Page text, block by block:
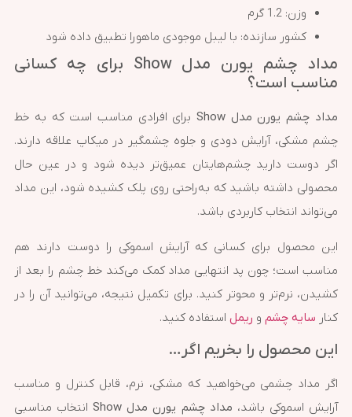
وزن: 1.2 گرم
کشور سازنده: با لیبل موجودی ماهورا تطبیق داده شود
مداد چشم یورن مدل Show برای چه کسانی
مناسب است؟
مداد چشم یورن مدل Show
برای افرادی مناسب است که به خط
چشم مشکی، آرایش دودی و جلوه چشمگیر در میکاپ علاقه دارند.
اگر دوست دارید چشم‌هایتان عمیق‌تر دیده شود و در عین حال
محصولی داشته باشید که به‌راحتی روی پلک کشیده شود، این مداد
می‌تواند انتخاب کاربردی باشد.
این محصول برای کسانی که آرایش اسموکی را دوست دارند هم
مناسب است؛ چون پد انتهایی مداد کمک می‌کند خط چشم را بعد از
کشیدن، نرم‌تر و محوتر کنید. برای تکمیل نتیجه، می‌توانید آن را در
کنار سایه چشم و ریمل استفاده کنید.
این محصول را بخریم اگر…
اگر مداد چشمی می‌خواهید که مشکی، نرم، قابل کنترل و مناسب
آرایش اسموکی باشد، مداد چشم یورن مدل Show
انتخاب مناسبی